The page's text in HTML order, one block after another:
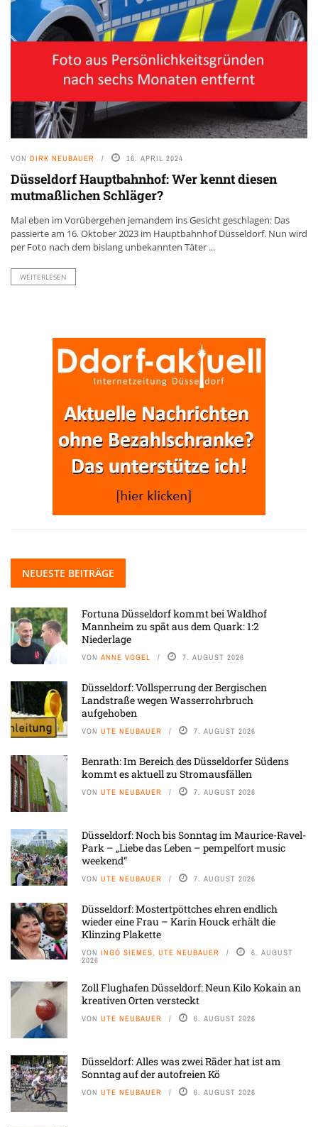
VON DIRK NEUBAUER 16. APRIL 2024
Düsseldorf Hauptbahnhof: Wer kennt diesen
mutmaßlichen Schläger?
Mal eben im Vorübergehen jemandem ins Gesicht geschlagen: Das
passierte am 16. Oktober 2023 im Hauptbahnhof Düsseldorf. Nun wird
per Foto nach dem bislang unbekannten Täter ...
WEITERLESEN
NEUESTE BEITRÄGE
Fortuna Düsseldorf kommt bei Waldhof
Mannheim zu spät aus dem Quark: 1:2
Niederlage
VON ANNE VOGEL 7. AUGUST 2026
Düsseldorf: Vollsperrung der Bergischen
Landstraße wegen Wasserrohrbruch
aufgehoben
VON UTE NEUBAUER 7. AUGUST 2026
Benrath: Im Bereich des Düsseldorfer Südens
kommt es aktuell zu Stromausfällen
VON UTE NEUBAUER 7. AUGUST 2026
Düsseldorf: Noch bis Sonntag im Maurice-Ravel-
Park – „Liebe das Leben – pempelfort music
weekend“
VON UTE NEUBAUER 7. AUGUST 2026
Düsseldorf: Mostertpöttches ehren endlich
wieder eine Frau – Karin Houck erhält die
Klinzing Plakette
VON INGO SIEMES, UTE NEUBAUER 6. AUGUST
2026
Zoll Flughafen Düsseldorf: Neun Kilo Kokain an
kreativen Orten versteckt
VON UTE NEUBAUER 6. AUGUST 2026
Düsseldorf: Alles was zwei Räder hat ist am
Sonntag auf der autofreien Kö
VON UTE NEUBAUER 6. AUGUST 2026